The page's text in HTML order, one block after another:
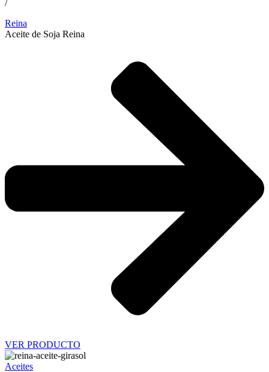
/
Reina
Aceite de Soja Reina
VER PRODUCTO
Aceites